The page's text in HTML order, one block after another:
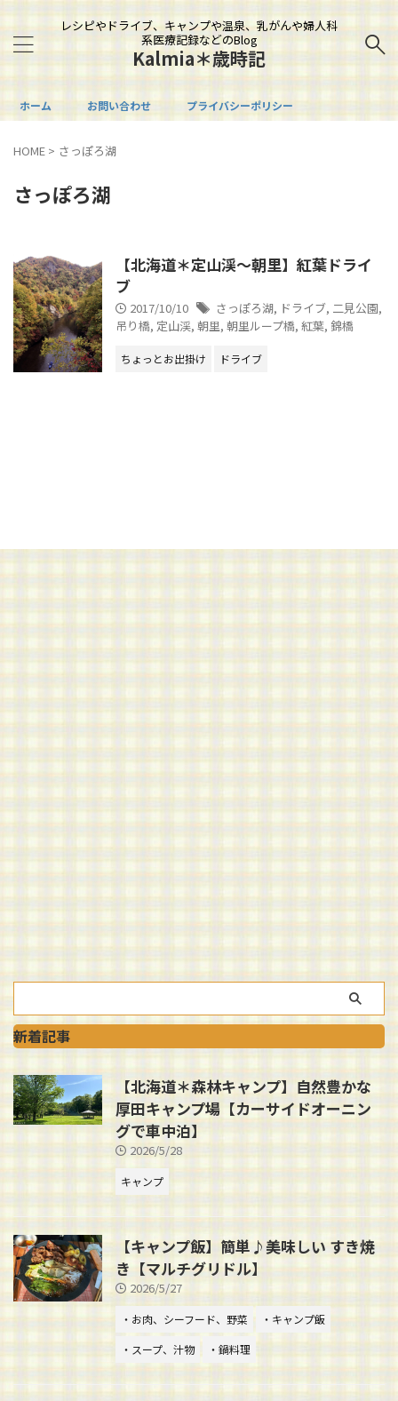
レシピやドライブ、キャンプや温泉、乳がんや婦人科
系医療記録などのBlog
Kalmia＊歳時記
ホーム お問い合わせ プライバシーポリシー
HOME > さっぽろ湖
さっぽろ湖
【北海道＊定山渓～朝里】紅葉ドライ
ブ
2017/10/10 さっぽろ湖, ドライブ, 二見公園,
吊り橋, 定山渓, 朝里, 朝里ループ橋, 紅葉, 錦橋
ちょっとお出掛け ドライブ
新着記事
【北海道＊森林キャンプ】自然豊かな
厚田キャンプ場【カーサイドオーニン
グで車中泊】
2026/5/28
キャンプ
【キャンプ飯】簡単♪美味しい すき焼
き【マルチグリドル】
2026/5/27
・お肉、シーフード、野菜
・キャンプ飯
・スープ、汁物
・鍋料理